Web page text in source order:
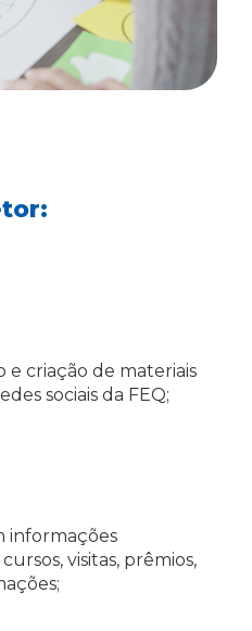
criação de materiais
sociais da FEQ;
informações
visitas, prêmios,